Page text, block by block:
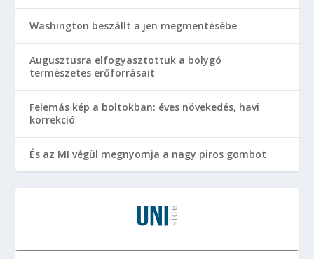
Washington beszállt a jen megmentésébe
Augusztusra elfogyasztottuk a bolygó
természetes erőforrásait
Felemás kép a boltokban: éves növekedés, havi
korrekció
És az MI végül megnyomja a nagy piros gombot